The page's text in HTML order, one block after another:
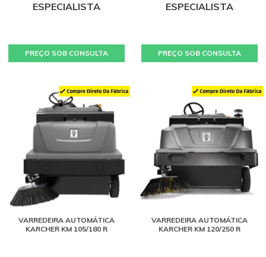
ESPECIALISTA
PREÇO SOB CONSULTA
ESPECIALISTA
PREÇO SOB CONSULTA
VARREDEIRA AUTOMÁTICA
KARCHER KM 105/180 R
VARREDEIRA AUTOMÁTICA
KARCHER KM 120/250 R